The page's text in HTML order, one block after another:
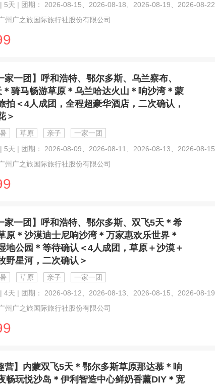
5天 | 团期： 2026-08-15、2026-08-18、2026-08-19、2026-08-22
州广之旅国际旅行社股份有限公司
家一团】呼和浩特、鄂尔多斯、乌兰察布、
骑马畅游草原＊乌兰哈达火山＊响沙湾＊蒙
拍＜4人成团，全程超豪华酒店，二次确认，
＞
草原 亲子
一家一团
5天 | 团期： 2026-08-09、2026-08-11、2026-08-13、2026-08-15
州广之旅国际旅行社股份有限公司
家一团】呼和浩特、鄂尔多斯、双飞5天＊希
原＊沙漠迪士尼响沙湾＊万家惠欢乐世界＊
地公园＊等待确认＜4人成团，草原＋沙漠＋
野星河，二次确认＞
草原 亲子
一家一团
4天 | 团期： 2026-08-12、2026-08-13、2026-08-15、2026-08-19
州广之旅国际旅行社股份有限公司
营】内蒙双飞5天＊鄂尔多斯草原那达慕＊响
畅玩悦沙岛＊伊利智造中心鲜奶香薰DIY＊宽